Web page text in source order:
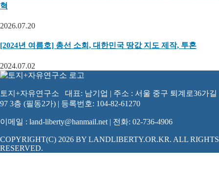
혁
2026.07.20
[2024년 여름호] 총선 소회, 대한민국 땅값 지도 제작, 투혼
2024.07.02
토지+자유연구소 대표: 남기업 | 주소 : 서울 중구 퇴계로36가길
97 3층 (필동2가) | 등록번호: 104-82-61270
이메일 : land-liberty@hanmail.net | 전화: 02-736-4906
COPYRIGHT(C) 2026 BY LANDLIBERTY.OR.KR. ALL RIGHTS
RESERVED.